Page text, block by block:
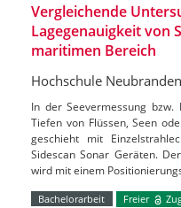
Vergleichende
Lagegenauigkeit von
maritimen Bereich
Hochschule
In der Seevermessung bzw.
Tiefen von Flüssen, Seen
geschieht mit
Sidescan Sonar Geräten.
wird mit einem
Bachelorarbeit Freier